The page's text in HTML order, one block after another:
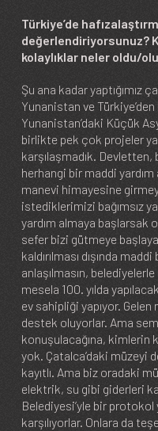
Türkiye’de
değerlendiriyorsunuz?
kolaylıklar neler oldu/
Şu ana kadar yaptığımız
Yunanistan ve
Yunanistan’daki Küçük
birlikte pek çok projeler
karşılaşmadık.
herhangi bir maddi
manevi himayesine
istediklerimizi bağımsız
yardım almaya başlarsak
sefer bizi gütmeye
kaldırılması dışında
anlaşılmasın,
mesela 100. yılda
ev sahipliği yapıyor.
destek oluyorlar. Ama
konuşulacağına, kimlerin
yok. Çatalca’daki müzeyi
kayıtlı. Ama biz oradaki
elektrik, su gibi giderleri
Belediyesi’yle bir protokol
karşılıyorlar. Onlara da